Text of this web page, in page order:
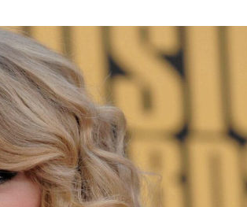
Фильмы
«Как приручить
который